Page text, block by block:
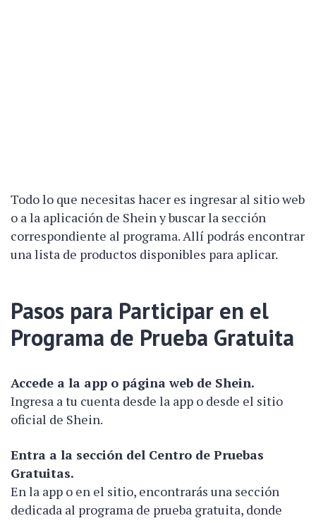
Todo lo que necesitas hacer es ingresar al sitio web
o a la aplicación de Shein y buscar la sección
correspondiente al programa. Allí podrás encontrar
una lista de productos disponibles para aplicar.
Pasos para Participar en el
Programa de Prueba Gratuita
Accede a la app o página web de Shein.
Ingresa a tu cuenta desde la app o desde el sitio
oficial de Shein.
Entra a la sección del Centro de Pruebas
Gratuitas.
En la app o en el sitio, encontrarás una sección
dedicada al programa de prueba gratuita, donde